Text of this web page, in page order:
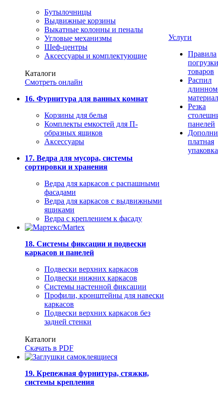
Бутылочницы
Выдвижные корзины
Выкатные колонны и пеналы
Угловые механизмы
Шеф-центры
Аксессуары и комплектующие
Каталоги
Смотреть онлайн
16. Фурнитура для ванных комнат
Корзины для белья
Комплекты емкостей для П-
образных ящиков
Аксессуары
17. Ведра для мусора, системы
сортировки и хранения
Ведра для каркасов с распашными
фасадами
Ведра для каркасов с выдвижными
ящиками
Ведра с креплением к фасаду
18. Системы фиксации и подвески
каркасов и панелей
Подвески верхних каркасов
Подвески нижних каркасов
Системы настенной фиксации
Профили, кронштейны для навески
каркасов
Подвески верхних каркасов без
задней стенки
Каталоги
Скачать в PDF
19. Крепежная фурнитура, стяжки,
системы крепления
Услуги
Правила
погрузки
товаров
Распил
Резка
панелей
платная
упаковка